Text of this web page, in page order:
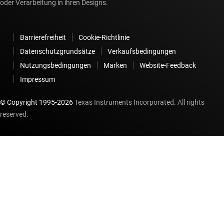
oder Verarbeitung in ihren Designs.
Barrierefreiheit
Cookie-Richtlinie
Datenschutzgrundsätze
Verkaufsbedingungen
Nutzungsbedingungen
Marken
Website-Feedback
Impressum
© Copyright 1995-2026Texas Instruments Incorporated. All rights
reserved.